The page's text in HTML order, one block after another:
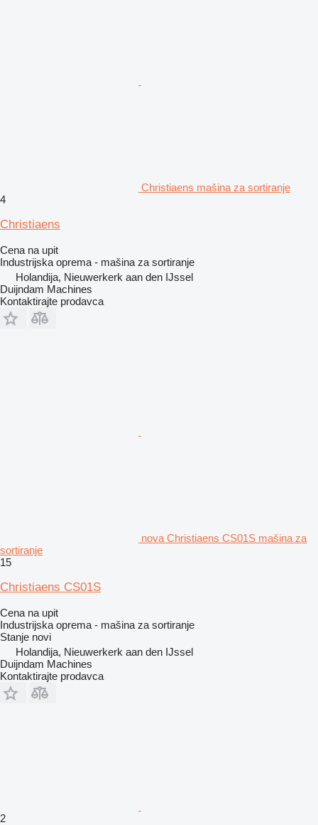
Christiaens mašina za sortiranje
4
Christiaens
Cena na upit
Industrijska oprema - mašina za sortiranje
Holandija, Nieuwerkerk aan den IJssel
Duijndam Machines
Kontaktirajte prodavca
nova Christiaens CS01S mašina za
sortiranje
15
Christiaens CS01S
Cena na upit
Industrijska oprema - mašina za sortiranje
Stanje novi
Holandija, Nieuwerkerk aan den IJssel
Duijndam Machines
Kontaktirajte prodavca
2